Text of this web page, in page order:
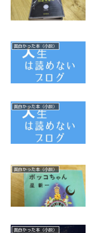
面白かった本（小説）
面白かった本（小説）
面白かった本（小説）
面白かった本（小説）